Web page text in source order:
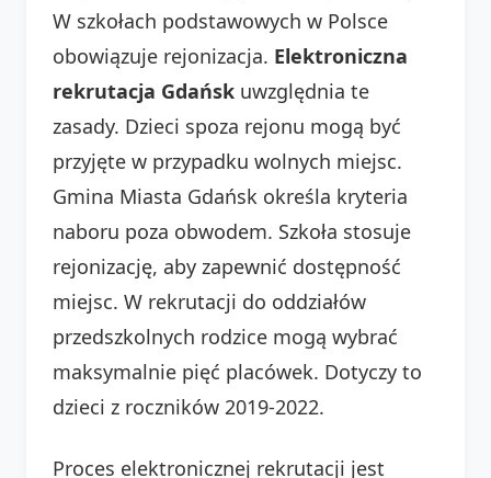
W szkołach podstawowych w Polsce
obowiązuje rejonizacja. Elektroniczna
rekrutacja Gdańsk uwzględnia te
zasady. Dzieci spoza rejonu mogą być
przyjęte w przypadku wolnych miejsc.
Gmina Miasta Gdańsk określa kryteria
naboru poza obwodem. Szkoła stosuje
rejonizację, aby zapewnić dostępność
miejsc. W rekrutacji do oddziałów
przedszkolnych rodzice mogą wybrać
maksymalnie pięć placówek. Dotyczy to
dzieci z roczników 2019-2022.
Proces elektronicznej rekrutacji jest